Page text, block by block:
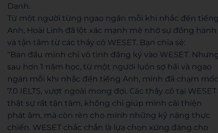
Danh.
Từ một người từng ngao ngán mỗi khi nhắc đến
Anh, Hoài Linh đã lột xác mạnh mẽ nhờ sự đồng hành
và tận tâm từ các thầy cô WESET. Bạn chia sẻ:
“Ban đầu mình chỉ vô tình đăng ký vào WESET.
sau hơn 1 năm học, từ một người luôn sợ hãi và ngao
ngán mỗi khi nhắc đến tiếng Anh, mình đã chạm mốc
7.0 IELTS, vượt ngoài mong đợi. Các thầy cô tại WESET
thật sự rất tận tâm, không chỉ giúp mình cải thiện
phát âm, mà còn rèn cho mình những kỹ năng thực
chiến. WESET chắc chắn là lựa chọn xứng đáng cho